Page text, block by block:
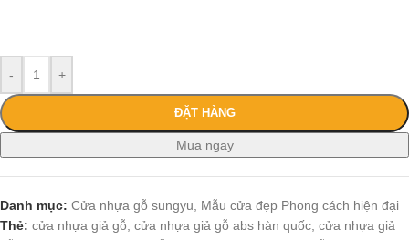
- +
ĐẶT HÀNG
Mua ngay
Danh mục: Cửa nhựa gỗ sungyu
Mẫu cửa đẹp Phong cách hiện đại
Thẻ: cửa nhựa giả gỗ cửa nhựa giả gỗ abs hàn quốc cửa nhựa giả